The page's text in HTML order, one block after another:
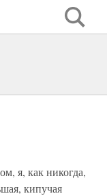
я, как никогда,
кипучая